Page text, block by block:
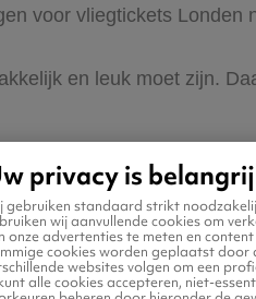
voor vliegtickets Londen
en leuk moet zijn.
Rotterdam
privacy is
gebruiken standaard strikt
wij aanvullende cookies om
onze advertenties te meten en
cookies worden geplaatst door
websites volgen om een
alle cookies accepteren, niet-